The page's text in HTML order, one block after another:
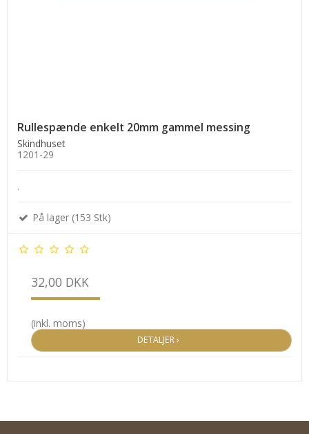
Rullespænde enkelt 20mm gammel messing
Skindhuset
1201-29
.
På lager (153 Stk)
32,00 DKK
(inkl. moms)
DETALJER ›